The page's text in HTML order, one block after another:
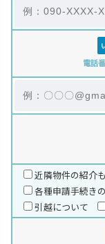
電話
近隣物件の紹介
各種申請手続き
引越について